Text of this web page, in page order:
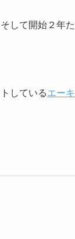
して開始２年
しているエー